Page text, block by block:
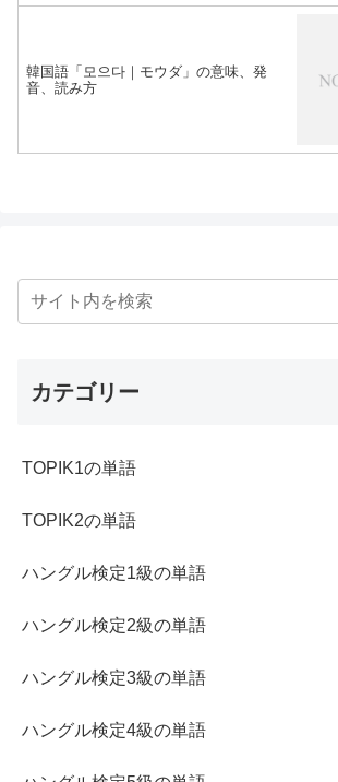
韓国語「모으다｜モウダ」の意味、発
音、読み方
カテゴリー
TOPIK1の単語
TOPIK2の単語
ハングル検定1級の単語
ハングル検定2級の単語
ハングル検定3級の単語
ハングル検定4級の単語